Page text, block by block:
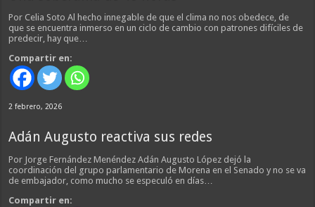
Por Celia Soto Al hecho innegable de que el clima no nos obedece, de
que se encuentra inmerso en un ciclo de cambio con patrones difíciles de
predecir, hay que…
Compartir en:
2 febrero, 2026
Adán Augusto reactiva sus redes
Por Jorge Fernández Menéndez Adán Augusto López dejó la
coordinación del grupo parlamentario de Morena en el Senado y no se va
de embajador, como mucho se especuló en días…
Compartir en: